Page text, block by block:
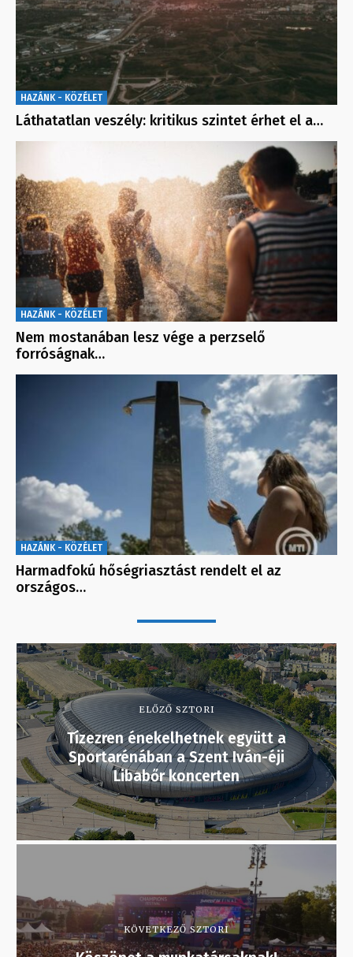
HAZÁNK - KÖZÉLET
Láthatatlan veszély: kritikus szintet érhet el a…
HAZÁNK - KÖZÉLET
Nem mostanában lesz vége a perzselő
forróságnak…
HAZÁNK - KÖZÉLET
Harmadfokú hőségriasztást rendelt el az
országos…
ELŐZŐ SZTORI
Tízezren énekelhetnek együtt a
Sportarénában a Szent Iván-éji
Libabőr koncerten
KÖVETKEZŐ SZTORI